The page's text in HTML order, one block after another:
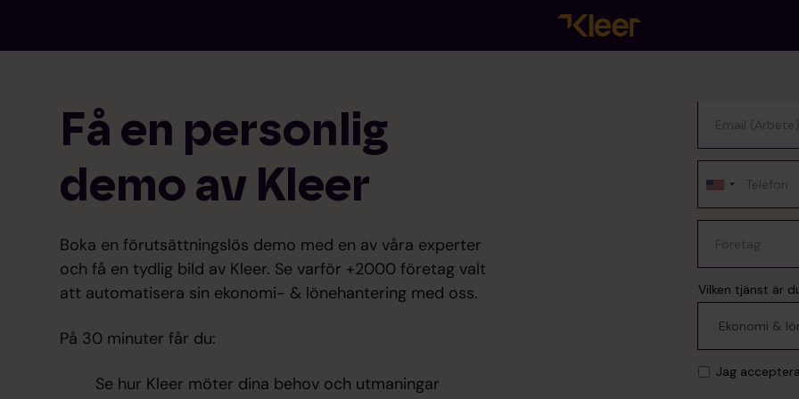
Få en personlig
demo av Kleer
Boka en förutsättningslös demo med en av våra experter
och få en tydlig bild av Kleer. Se varför +2000 företag valt
att automatisera sin ekonomi- & lönehantering med oss.
På 30 minuter får du:
Se hur Kleer möter dina behov och utmaningar